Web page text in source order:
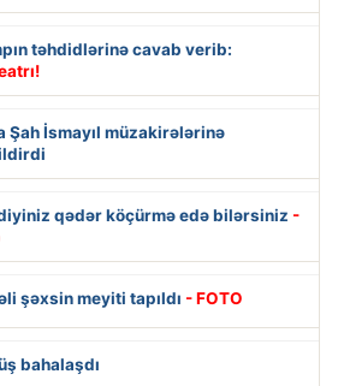
təhdidlərinə cavab verib:
Şah İsmayıl müzakirələrinə
qədər köçürmə edə bilərsiniz -
şəxsin meyiti tapıldı - FOTO
bahalaşdı